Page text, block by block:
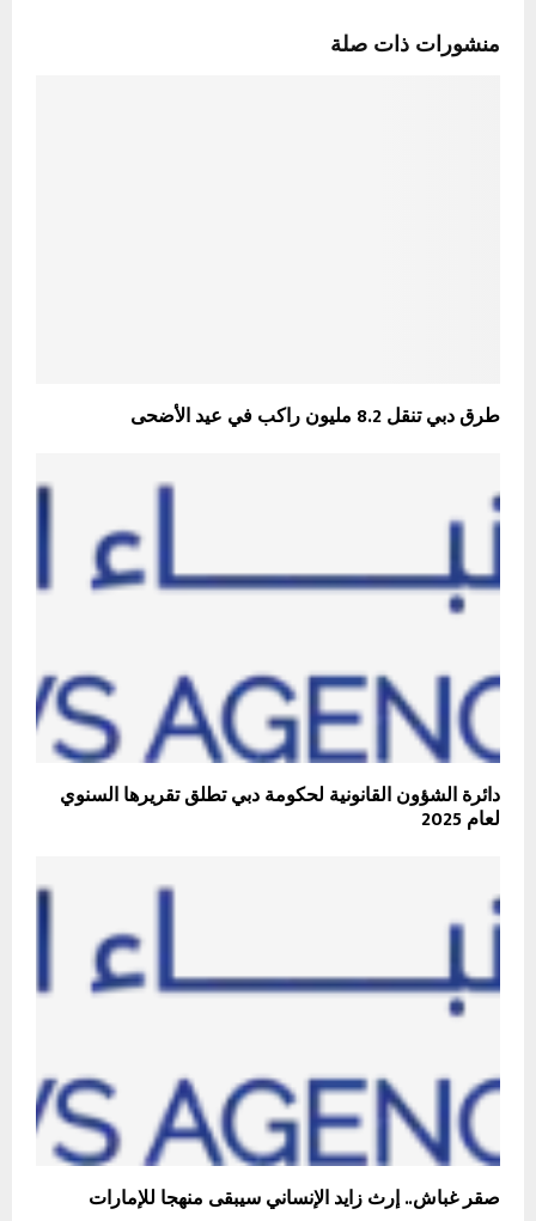
منشورات ذات صلة
طرق دبي تنقل 8.2 مليون راكب في عيد الأضحى
دائرة الشؤون القانونية لحكومة دبي تطلق تقريرها السنوي
لعام 2025
صقر غباش.. إرث زايد الإنساني سيبقى منهجا للإمارات